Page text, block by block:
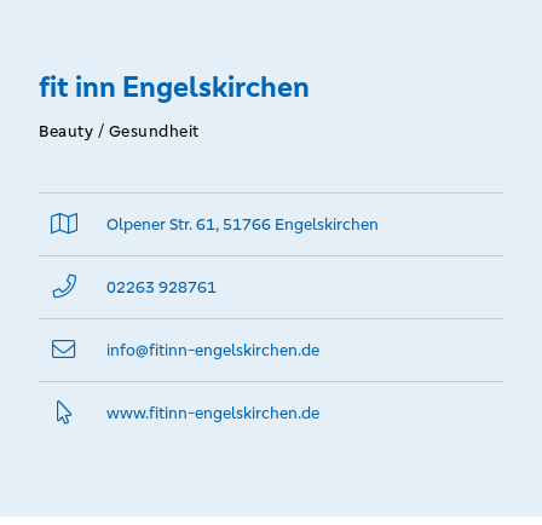
fit inn Engelskirchen
Beauty / Gesundheit
Olpener Str. 61, 51766 Engelskirchen
02263 928761
info@­fitinn-engelskirchen.de
www.­fitinn-engelskirchen.­de